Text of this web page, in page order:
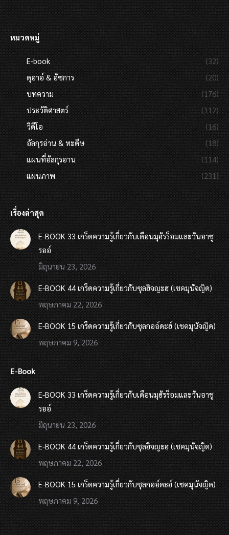
หมวดหมู่
E-book
(32)
ดุอาอ์ & อัซการ
(20)
บทความ
(176)
ประวัติศาสตร์
(112)
วีดีโอ
(16)
อัลกุรอ่าน & หะดีษ
(18)
แผนที่อัลกุรอาน
(114)
แผนภาพ
(231)
เรื่องล่าสุด
E-BOOK 33 เกร็ดความรู้เกี่ยวกับเดือนมุฮัรร็อมและวันอาชู
รออ์
มิถุนายน 23, 2026
E-BOOK 44 เกร็ดความรู้เกี่ยวกับซุลฮิจญะฮฺ (เชคมุนัจญิด)
พฤษภาคม 22, 2026
E-BOOK 15 เกร็ดความรู้เกี่ยวกับซุลกออ์ดะฮ์ (เชคมุนัจญิด)
พฤษภาคม 9, 2026
E-Book
E-BOOK 33 เกร็ดความรู้เกี่ยวกับเดือนมุฮัรร็อมและวันอาชู
รออ์
มิถุนายน 23, 2026
E-BOOK 44 เกร็ดความรู้เกี่ยวกับซุลฮิจญะฮฺ (เชคมุนัจญิด)
พฤษภาคม 22, 2026
E-BOOK 15 เกร็ดความรู้เกี่ยวกับซุลกออ์ดะฮ์ (เชคมุนัจญิด)
พฤษภาคม 9, 2026